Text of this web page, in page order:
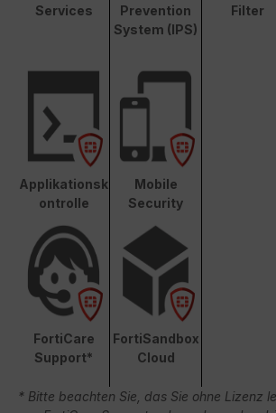
Services
Prevention
System (IPS)
Filter
Applikationsk
ontrolle
Mobile
Security
FortiCare
Support*
FortiSandbox
Cloud
* Bitte beachten Sie, das Sie ohne Lizenz